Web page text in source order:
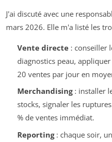
J'ai discuté avec une
mars 2026. Elle m'a listé les
Vente directe: conseiller
diagnostics peau,
20 ventes par jour en
Merchandising: installer
stocks, signaler les
% de ventes immédiat.
Reporting: chaque soir,